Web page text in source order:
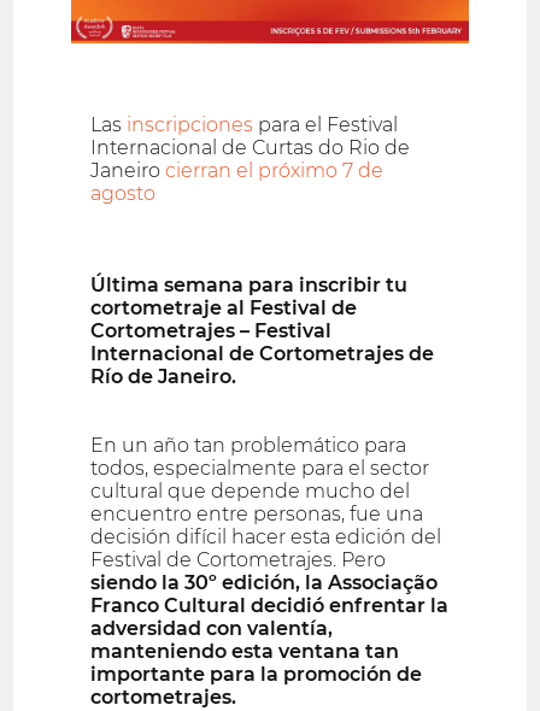
Las inscripciones para el Festival
Internacional de Curtas do Rio de
Janeirocierran el próximo 7 de
agosto
Última semana para inscribir tu
cortometraje al Festival de
Cortometrajes – Festival
Internacional de Cortometrajes de
Río de Janeiro.
En un año tan problemático para
todos, especialmente para el sector
cultural que depende mucho del
encuentro entre personas, fue una
decisión difícil hacer esta edición del
Festival de Cortometrajes. Pero
siendo la 30º edición, la Associação
Franco Cultural decidió enfrentar la
adversidad con valentía,
manteniendo esta ventana tan
importante para la promoción de
cortometrajes.